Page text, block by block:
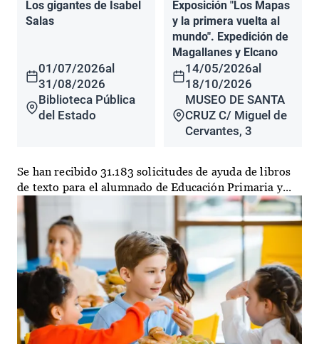
Los gigantes de Isabel
Salas
01/07/2026al
31/08/2026
Biblioteca Pública
del Estado
Exposición "Los Mapas
y la primera vuelta al
mundo". Expedición de
Magallanes y Elcano
14/05/2026al
18/10/2026
MUSEO DE SANTA
CRUZ C/ Miguel de
Cervantes, 3
Se han recibido 31.183 solicitudes de ayuda de libros
de texto para el alumnado de Educación Primaria y...